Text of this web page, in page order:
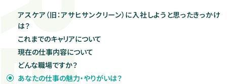
仕事を知る
数字で見る アスケア
新着情報
Information
アスケア（旧：アサヒサンクリーン）に入社しようと思ったきっかけ
は？
これまでのキャリアについて
現在の仕事内容について
どんな職場ですか？
あなたの仕事の魅力・やりがいは？